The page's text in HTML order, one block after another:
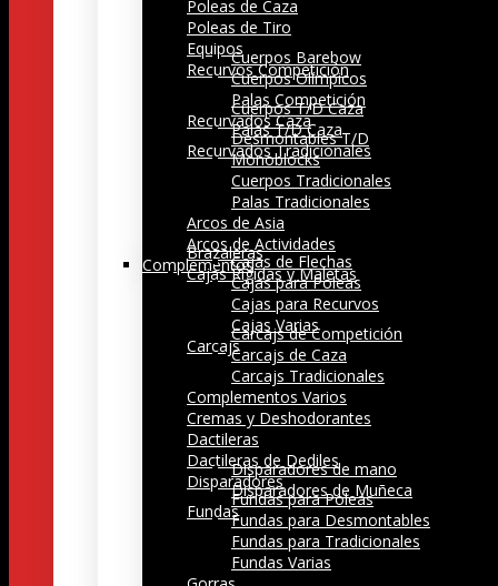
Poleas de Caza
Poleas de Tiro
Equipos
Recurvos Competición
Cuerpos Barebow
Cuerpos Olímpicos
Palas Competición
Recurvados Caza
Cuerpos T/D Caza
Palas T/D Caza
Recurvados Tradicionales
Desmontables T/D
Monoblocks
Cuerpos Tradicionales
Palas Tradicionales
Arcos de Asia
Arcos de Actividades
Complementos
Brazaleras
Cajas Rígidas y Maletas
Cajas de Flechas
Cajas para Poleas
Cajas para Recurvos
Cajas Varias
Carcajs
Carcajs de Competición
Carcajs de Caza
Carcajs Tradicionales
Complementos Varios
Cremas y Deshodorantes
Dactileras
Dactileras de Dediles
Disparadores
Disparadores de mano
Disparadores de Muñeca
Fundas
Fundas para Poleas
Fundas para Desmontables
Fundas para Tradicionales
Fundas Varias